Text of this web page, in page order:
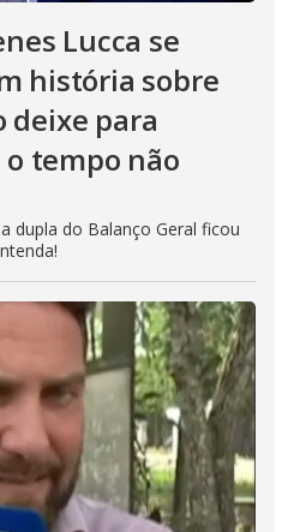
Lucca se
história sobre
deixe para
tempo não
dupla do Balanço Geral ficou